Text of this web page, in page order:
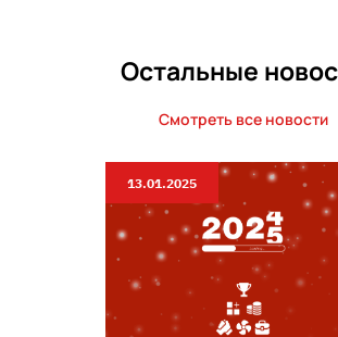
Остальные
Смотреть все новости
13.01.2025